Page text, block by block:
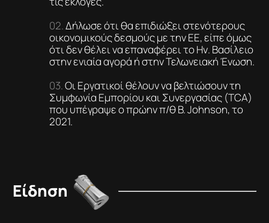
Δήλωσε ότι θα επιδιώξει στενότερους
οικονομικούς δεσμούς με την ΕΕ, είπε όμως
ότι δεν θέλει να επαναφέρει το Ην. Βασίλειο
στην ενιαία αγορά ή στην Τελωνειακή Ένωση.
Οι Εργατικοί θέλουν να βελτιώσουν τη
Συμφωνία Εμπορίου και Συνεργασίας (TCA)
που υπέγραψε ο πρώην π/θ B. Johnson, το
2021.
Είδηση